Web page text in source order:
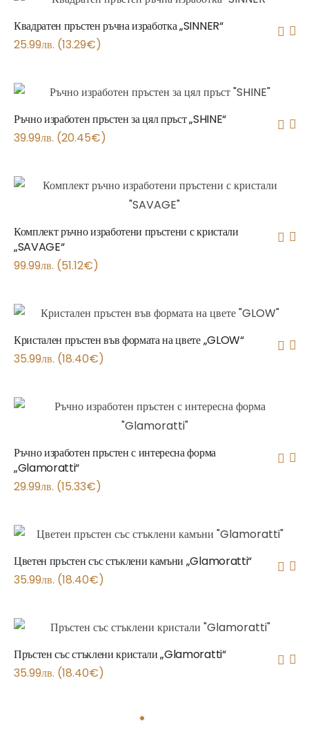
Квадратен пръстен ръчна изработка „SINNER“
25.99лв. (13.29€)
Ръчно изработен пръстен за цял пръст „SHINE“
39.99лв. (20.45€)
Комплект ръчно изработени пръстени с кристали
„SAVAGE“
99.99лв. (51.12€)
Кристален пръстен във формата на цвете „GLOW“
35.99лв. (18.40€)
Ръчно изработен пръстен с интересна форма
„Glamoratti“
29.99лв. (15.33€)
Цветен пръстен със стъклени камъни „Glamoratti“
35.99лв. (18.40€)
Пръстен със стъклени кристали „Glamoratti“
35.99лв. (18.40€)